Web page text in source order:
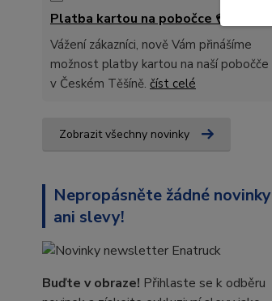
Platba kartou na pobočce 💳
Vážení zákazníci, nově Vám přinášíme
možnost platby kartou na naší pobočče
v Českém Těšíně. číst celé
Zobrazit všechny novinky
Nepropásněte žádné novinky
ani slevy!
Buďte v obraze! Přihlaste se k odběru